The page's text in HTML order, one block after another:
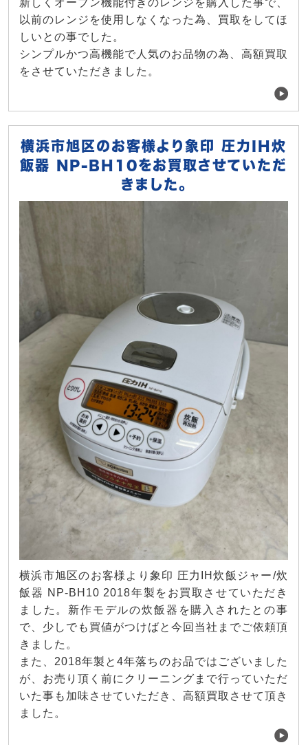
以前のレンジを使用しなくなった為、買取をしてほ
しいとの事でした。
シンプルかつ高機能で人気のお品物の為、高額買取
をさせていただきました。
横浜市旭区のお客様より象印 圧力IH炊
飯器 NP-BH10をお買取させていただ
きました。
横浜市旭区のお客様より象印 圧力IH炊飯ジャー/炊
飯器 NP-BH10 2018年製をお買取させていただき
ました。新作モデルの炊飯器を購入されたとの事
で、少しでも買値がつけばと今回当社までご依頼頂
きました。
また、2018年製と4年落ちのお品ではございました
が、お売り頂く前にクリーニングまで行っていただ
いた事も加味させていただき、高額買取させて頂き
ました。